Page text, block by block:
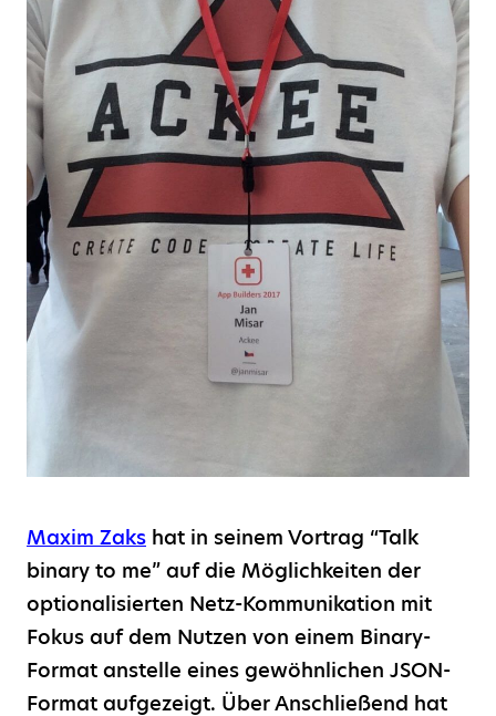
Maxim Zaks hat in seinem Vortrag “Talk
binary to me” auf die Möglichkeiten der
optionalisierten Netz-Kommunikation mit
Fokus auf dem Nutzen von einem Binary-
Format anstelle eines gewöhnlichen JSON-
Format aufgezeigt. Über Anschließend hat